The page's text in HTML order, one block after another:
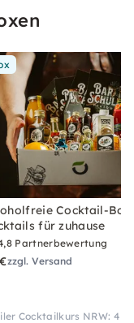
Cocktail-Box
für zuhause
Partnerbewertung
zzgl. Versand
Cocktailkurs NRW: 4